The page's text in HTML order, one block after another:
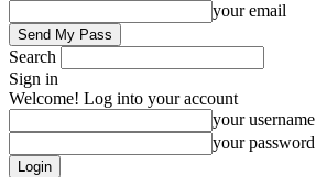
your email
Search
Sign in
Welcome! Log into your account
your username
your password